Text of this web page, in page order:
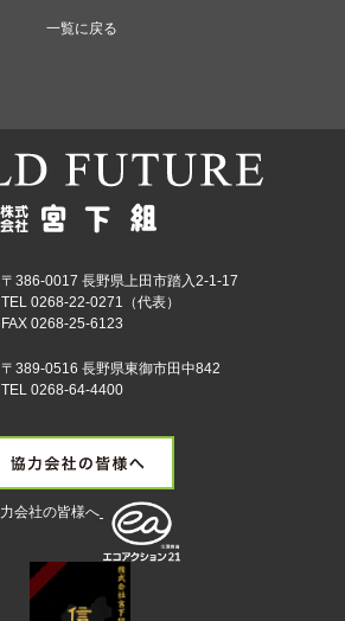
一覧に戻る
〒386-0017 長野県上田市踏入2-1-17
TEL 0268-22-0271（代表）
FAX 0268-25-6123
〒389-0516 長野県東御市田中842
TEL 0268-64-4400